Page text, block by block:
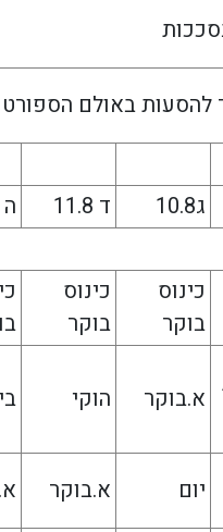
להסעות באולם הספורט
ג10.8 ד 11.8
ה 12.8
כינוס
בוקר
כינוס
בוקר
א.בוקר הוקי
יום א.בוקר